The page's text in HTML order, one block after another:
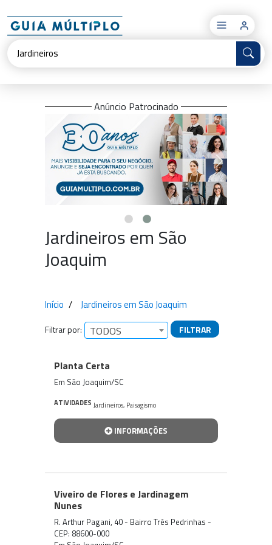
×
Anúncio Patrocinado
Jardineiros em São
Joaquim
Início Jardineiros em São Joaquim
Filtrar por: TODOS FILTRAR
Empresas encontradas
Planta Certa
Em São Joaquim/SC
ATIVIDADES Jardineiros, Paisagismo
INFORMAÇÕES
Viveiro de Flores e Jardinagem
Nunes
R. Arthur Pagani, 40 - Bairro Três Pedrinhas -
CEP: 88600-000